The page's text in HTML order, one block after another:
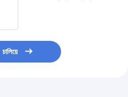
চালিয়ে